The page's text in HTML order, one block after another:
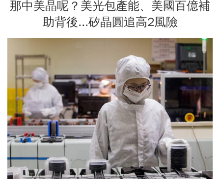
那中美晶呢？美光包產能、美國百億補
助背後...矽晶圓追高2風險